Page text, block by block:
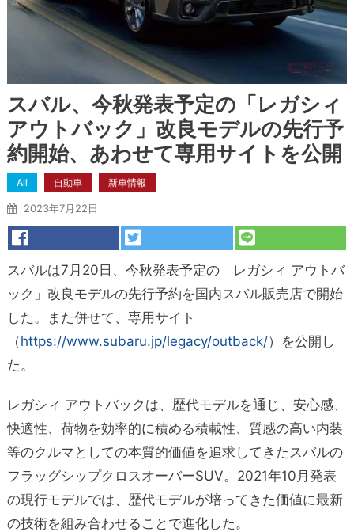
スバル、今秋発表予定の「レガシィ
アウトバック」改良モデルの先行予
約開始、あわせて専用サイトを公開
All 自動車 新車情報
2023年7月22日
スバルは7月20日、今秋発表予定の「レガシィ アウトバ
ック」改良モデルの先行予約を国内スバル販売店で開始
した。また併せて、専用サイト
（https://www.subaru.jp/legacy/outback/）を公開し
た。
レガシィ アウトバックは、歴代モデルを通じ、安心感、
快適性、荷物を効率的に積める積載性、質感の高い内装
等のクルマとしての本質的価値を追求してきたスバルの
フラッグシップクロスオーバーSUV。2021年10月発表
の現行モデルでは、歴代モデルが培ってきた価値に最新
の技術を組み合わせることで進化した。